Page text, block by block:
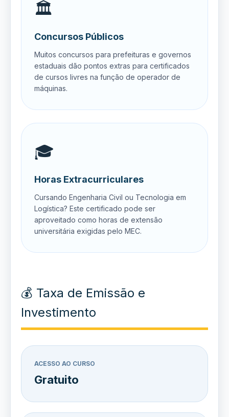
🏛️
Concursos Públicos
Muitos concursos para prefeituras e governos
estaduais dão pontos extras para certificados
de cursos livres na função de operador de
máquinas.
🎓
Horas Extracurriculares
Cursando Engenharia Civil ou Tecnologia em
Logística? Este certificado pode ser
aproveitado como horas de extensão
universitária exigidas pelo MEC.
💰 Taxa de Emissão e
Investimento
ACESSO AO CURSO
Gratuito